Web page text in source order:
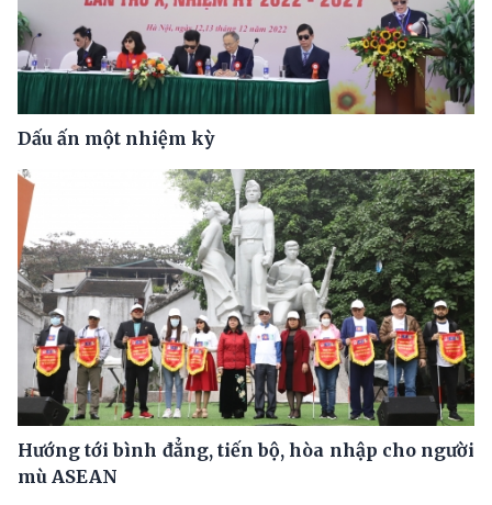
Dấu ấn một nhiệm kỳ
Hướng tới bình đẳng, tiến bộ, hòa nhập cho người
mù ASEAN